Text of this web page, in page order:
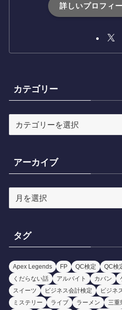
詳しいプロフィ
カテゴリー
テ
リ
ー
アーカイブ
ー
ブ
タグ
Apex Legends FP QC検定 QC検
くだらない話
アルバイト カバン
スイーツ
ビジネス会計検定 ビジネ
ミステリー
ライブ ラーメン 三重